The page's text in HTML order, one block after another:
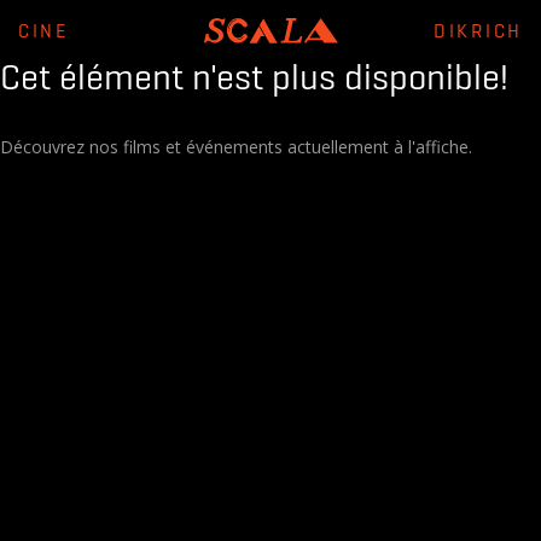
CINE DIKRICH
Cet élément n'est plus disponible!
Découvrez nos films et événements actuellement à l'affiche.